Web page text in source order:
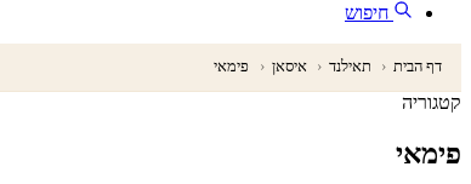
חיפוש
דף הבית ‹ תאילנד ‹ איסאן ‹ פימאי
קטגוריה
פימאי